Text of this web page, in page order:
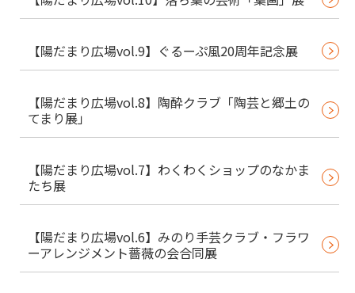
【陽だまり広場vol.9】ぐるーぷ風20周年記念展
【陽だまり広場vol.8】陶酔クラブ「陶芸と郷土の
てまり展」
【陽だまり広場vol.7】わくわくショップのなかま
たち展
【陽だまり広場vol.6】みのり手芸クラブ・フラワ
ーアレンジメント薔薇の会合同展